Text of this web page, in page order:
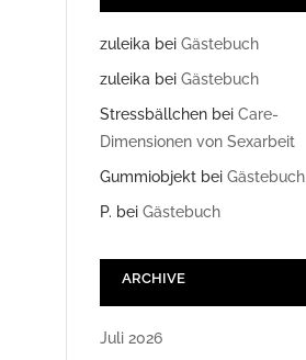
zuleika beiGästebuch
zuleika beiGästebuch
Stressbällchen beiCare-
Dimensionen von Sexarbeit
Gummiobjekt beiGästebuch
P. beiGästebuch
ARCHIVE
Juli 2026